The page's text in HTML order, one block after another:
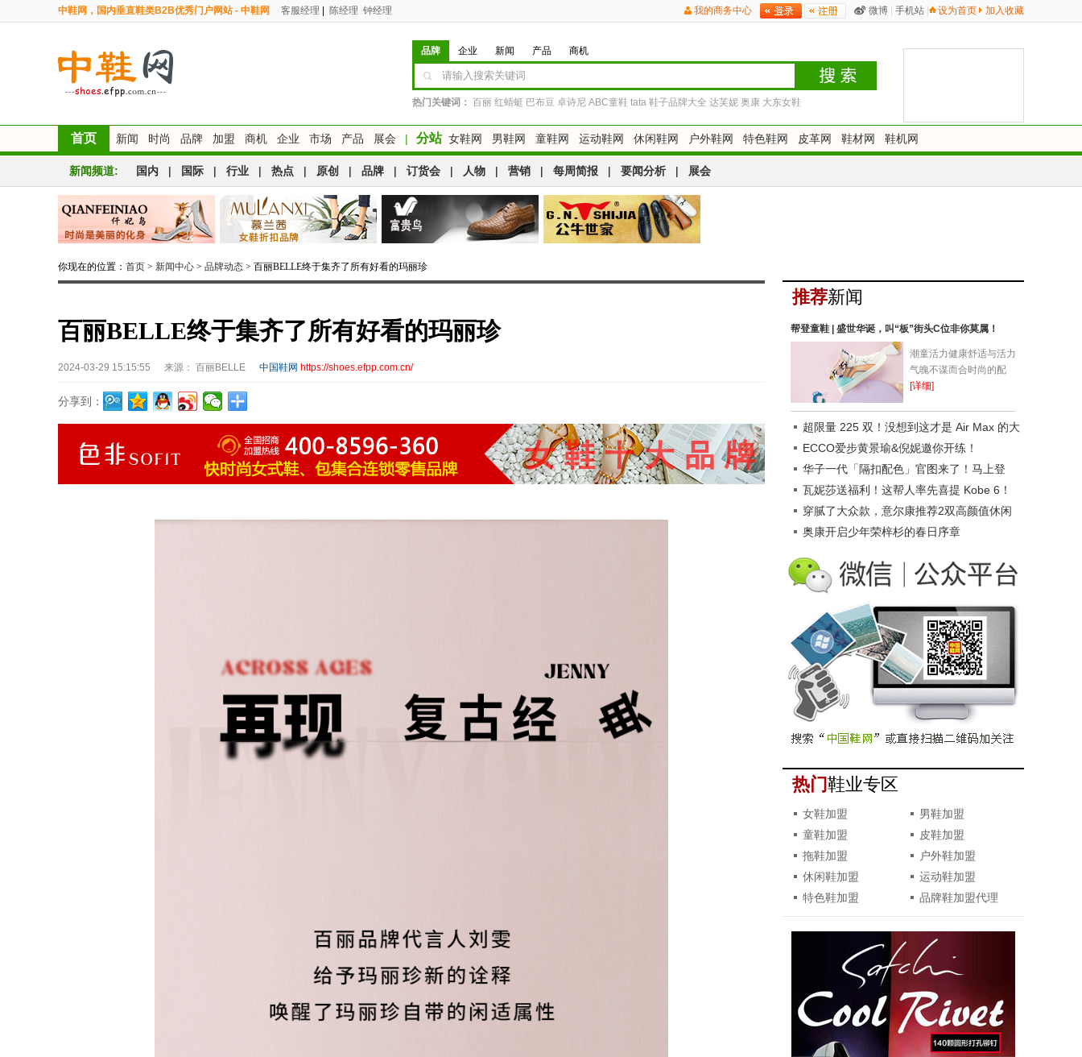
设为首页 加入收藏
手机站
微博
我的商务中心
中鞋网，国内垂直鞋类B2B优秀门户网站 - 中鞋网 客服经理 陈经理 钟经理
品牌 企业 新闻 产品 商机
热门关键词： 百丽 红蜻蜓 巴布豆 卓诗尼 ABC童鞋 tata 鞋子品牌大全 达芙妮 奥康 大东女鞋
首页 新闻 时尚 品牌 加盟 商机 企业 市场 产品 展会 | 分站 女鞋网 男鞋网 童鞋网 运动鞋网 休闲鞋网 户外鞋网 特色鞋网 皮革网 鞋材网 鞋机网
新闻频道: 国内 | 国际 | 行业 | 热点 | 原创 | 品牌 | 订货会 | 人物 | 营销 | 每周简报 | 要闻分析 | 展会
你现在的位置： 首页 > 新闻中心 > 品牌动态 > 百丽BELLE终于集齐了所有好看的玛丽珍
百丽BELLE终于集齐了所有好看的玛丽珍
2024-03-29 15:15:55 来源： 百丽BELLE 中国鞋网 https://shoes.efpp.com.cn/
分享到：
推荐新闻
帮登童鞋 | 盛世华诞，叫“板”街头C位非你莫属！
潮童活力健康舒适与活力
气魄不谋而合时尚的配
色，充满探索乐趣一年一
游路线的准备...
[详细]
超限量 225 双！没想到这才是 Air Max 的大
招！
ECCO爱步黄景瑜&倪妮邀你开练！
华子一代「隔扣配色」官图来了！马上登
场！
瓦妮莎送福利！这帮人率先喜提 Kobe 6！
穿腻了大众款，‍‍意尔康推荐2双高颜值休闲
鞋，正流行！
奥康开启少年荣梓杉的春日序章
热门鞋业专区
女鞋加盟
男鞋加盟
童鞋加盟
皮鞋加盟
拖鞋加盟
户外鞋加盟
休闲鞋加盟
运动鞋加盟
特色鞋加盟
品牌鞋加盟代理